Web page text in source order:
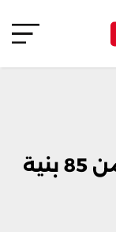
إسرائيل تعلن ضرب أكثر من 85 بنية